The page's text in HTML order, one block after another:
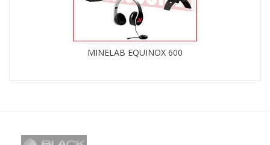
MINELAB EQUINOX 600